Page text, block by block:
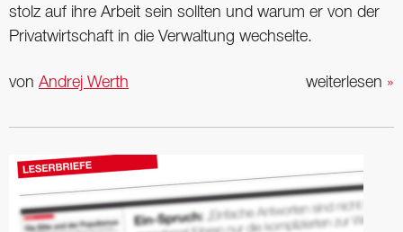
stolz auf ihre Arbeit sein sollten und warum er von der
Privatwirtschaft in die Verwaltung wechselte.
weiterlesen »
von Andrej Werth